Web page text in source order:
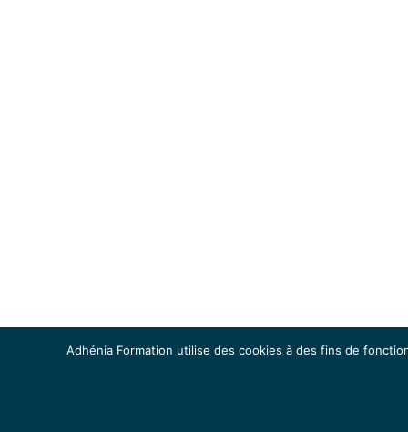
Adhénia Formation utilise des cookies à des fins de